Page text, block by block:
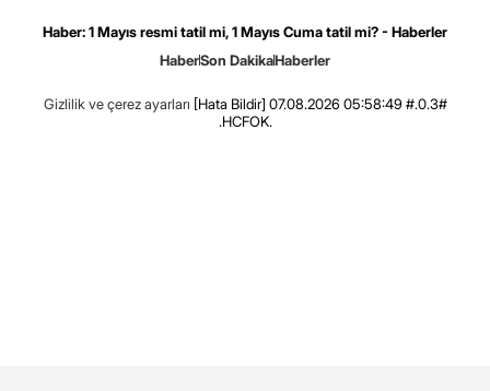
Haber: 1 Mayıs resmi tatil mi, 1 Mayıs Cuma tatil mi? - Haberler
HaberSon DakikaHaberler
Gizlilik ve çerez ayarları [Hata Bildir] 07.08.2026 05:58:49 #.0.3#
.HCFOK.